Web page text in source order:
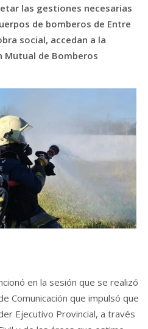
las gestiones necesarias
de bomberos de Entre
social, accedan a la
Mutual de Bomberos
en la sesión que se realizó
Comunicación que impulsó que
Ejecutivo Provincial, a través